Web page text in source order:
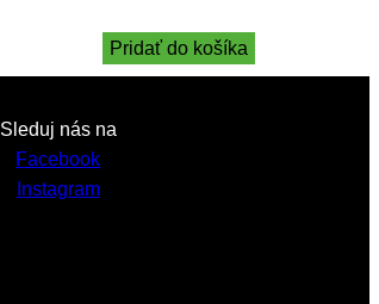
Pridať do košíka
Sleduj nás na
Facebook
Instagram